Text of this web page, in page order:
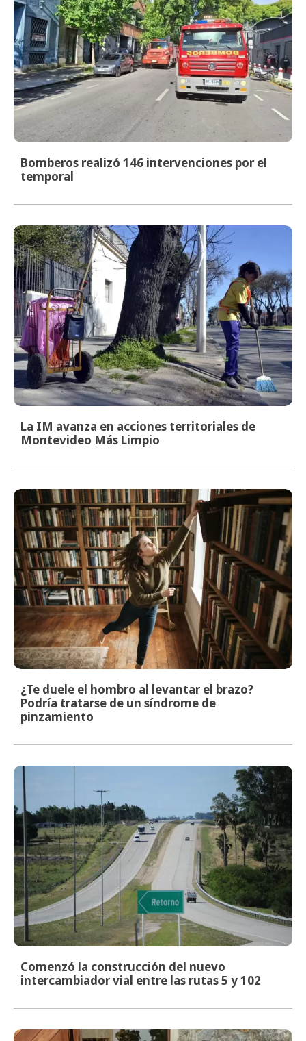
Bomberos realizó 146 intervenciones por el
temporal
La IM avanza en acciones territoriales de
Montevideo Más Limpio
¿Te duele el hombro al levantar el brazo?
Podría tratarse de un síndrome de
pinzamiento
Comenzó la construcción del nuevo
intercambiador vial entre las rutas 5 y 102